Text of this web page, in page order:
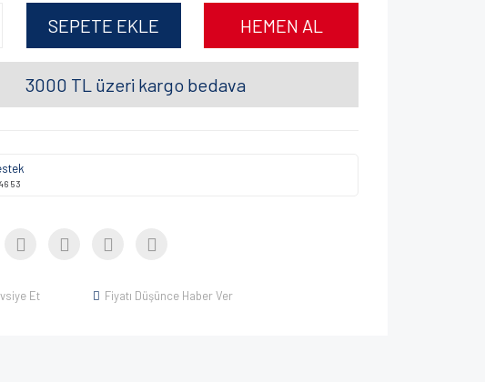
SEPETE EKLE HEMEN AL
3000 TL üzeri kargo bedava
53
Et Fiyatı Düşünce Haber Ver